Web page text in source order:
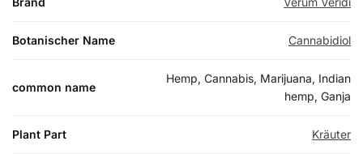
Botanischer Name Cannabidiol
common name
Hemp, Cannabis, Marijuana, Indian
hemp, Ganja
Plant Part Kräuter